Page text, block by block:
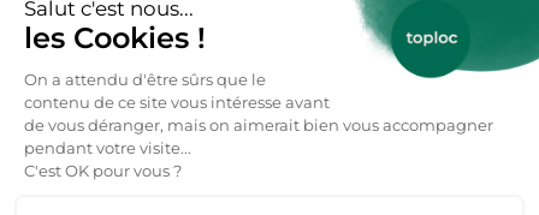
Où louer une location vacances à Brossac ?
À Brossac, vous pouvez louer une location vacances en
plein cœur du village pour être proche des commodités,
ou opter pour un gîte en pleine campagne pour profiter